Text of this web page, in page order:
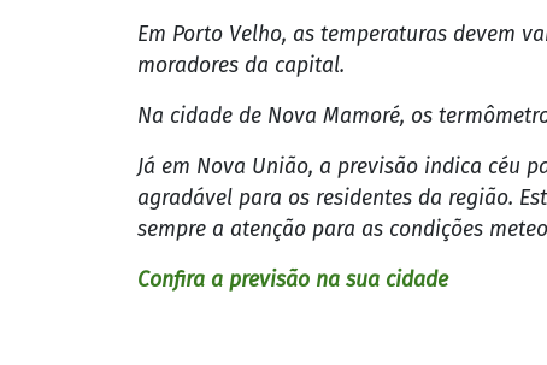
Em Porto Velho, as temperaturas devem
moradores da capital.
Na cidade de Nova Mamoré, os
Já em Nova União, a previsão indica céu
agradável para os residentes da região.
sempre a atenção para as condições
Confira a previsão na sua cidade